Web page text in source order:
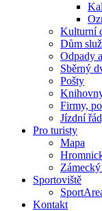
Kulturní
Dům
Odpady
Sběrný
Pošty
Firmy,
Jízdní
Pro turisty
Mapa
Sportoviště
Kontakt